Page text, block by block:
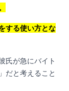
する使い方とな
氏が急にバイト
だと考えること